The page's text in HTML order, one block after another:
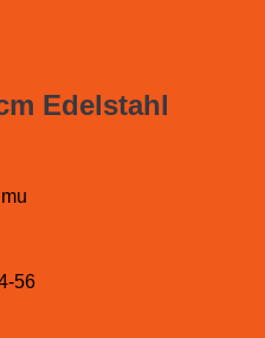
Edelstahl
56